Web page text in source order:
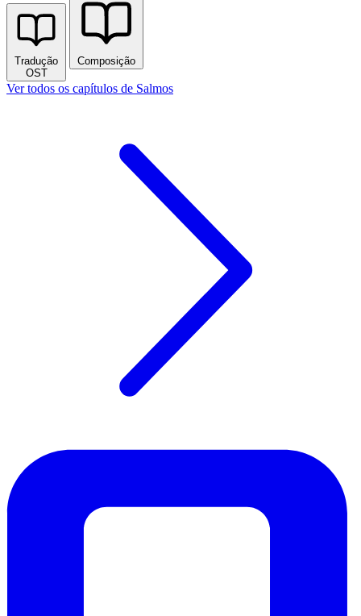
Tradução
OST
Composição
Ver todos os capítulos de Salmos